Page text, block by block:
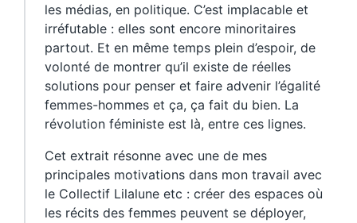
les médias, en politique. C’est implacable et
irréfutable : elles sont encore minoritaires
partout. Et en même temps plein d’espoir, de
volonté de montrer qu’il existe de réelles
solutions pour penser et faire advenir l’égalité
femmes-hommes et ça, ça fait du bien. La
révolution féministe est là, entre ces lignes.
Cet extrait résonne avec une de mes
principales motivations dans mon travail avec
le Collectif Lilalune etc : créer des espaces où
les récits des femmes peuvent se déployer,